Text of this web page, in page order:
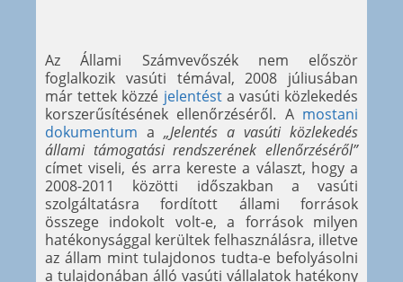
Az Állami Számvevőszék nem először
foglalkozik vasúti témával, 2008 júliusában
már tettek közzé jelentésta vasúti közlekedés
korszerűsítésének ellenőrzéséről. A mostani
dokumentum a „Jelentés a vasúti közlekedés
állami támogatási rendszerének ellenőrzéséről”
címet viseli, és arra kereste a választ, hogy a
2008-2011 közötti időszakban a vasúti
szolgáltatásra fordított állami források
összege indokolt volt-e, a források milyen
hatékonysággal kerültek felhasználásra, illetve
az állam mint tulajdonos tudta-e befolyásolni
a tulajdonában álló vasúti vállalatok hatékony